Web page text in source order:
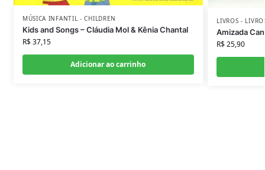
MÚSICA INFANTIL - CHILDREN
Kids and Songs – Cláudia Mol & Kênia Chantal
R$37,15
Adicionar ao carrinho
LIVROS -
Amizada
R$25,90